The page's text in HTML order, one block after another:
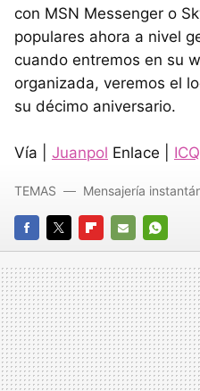
con MSN Messenger o
populares ahora a nivel
cuando entremos en su
organizada, veremos el
su décimo aniversario.
Vía | Juanpol Enlace | ICQ
FACEBOOK
TWITTERFLIPBOARD
E-
MAIL
TEMAS Mensajería